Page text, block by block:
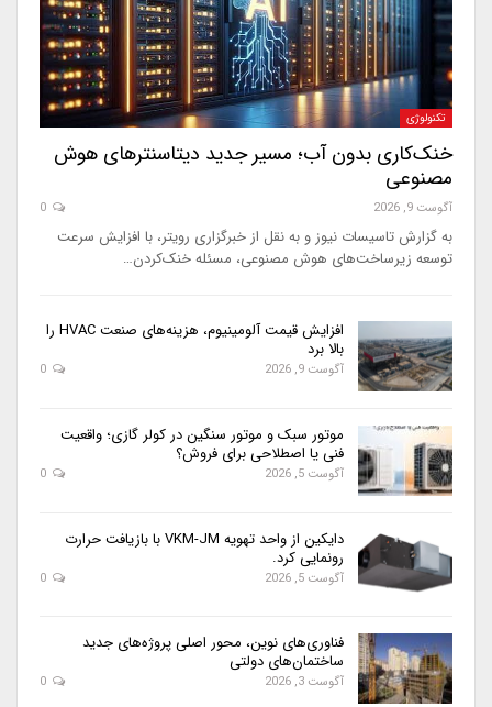
تکنولوژی
خنک‌کاری بدون آب؛ مسیر جدید دیتاسنترهای هوش
مصنوعی
آگوست 9, 2026
به گزارش تاسیسات نیوز و به نقل از خبرگزاری رویتر، با افزایش سرعت
توسعه زیرساخت‌های هوش مصنوعی، مسئله خنک‌کردن…
افزایش قیمت آلومینیوم، هزینه‌های صنعت HVAC را
بالا برد
آگوست 9, 2026
موتور سبک و موتور سنگین در کولر گازی؛ واقعیت
فنی یا اصطلاحی برای فروش؟
آگوست 5, 2026
دایکین از واحد تهویه VKM-JM با بازیافت حرارت
رونمایی کرد.
آگوست 5, 2026
فناوری‌های نوین، محور اصلی پروژه‌های جدید
ساختمان‌های دولتی
آگوست 3, 2026